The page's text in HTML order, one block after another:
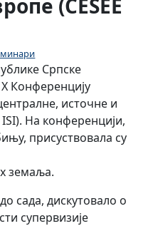
(CESEE
Српске
Конференцију
источне и
ISI). На конференцији,
присуствовала су
земаља.
сада, дискутовало о
супервизије